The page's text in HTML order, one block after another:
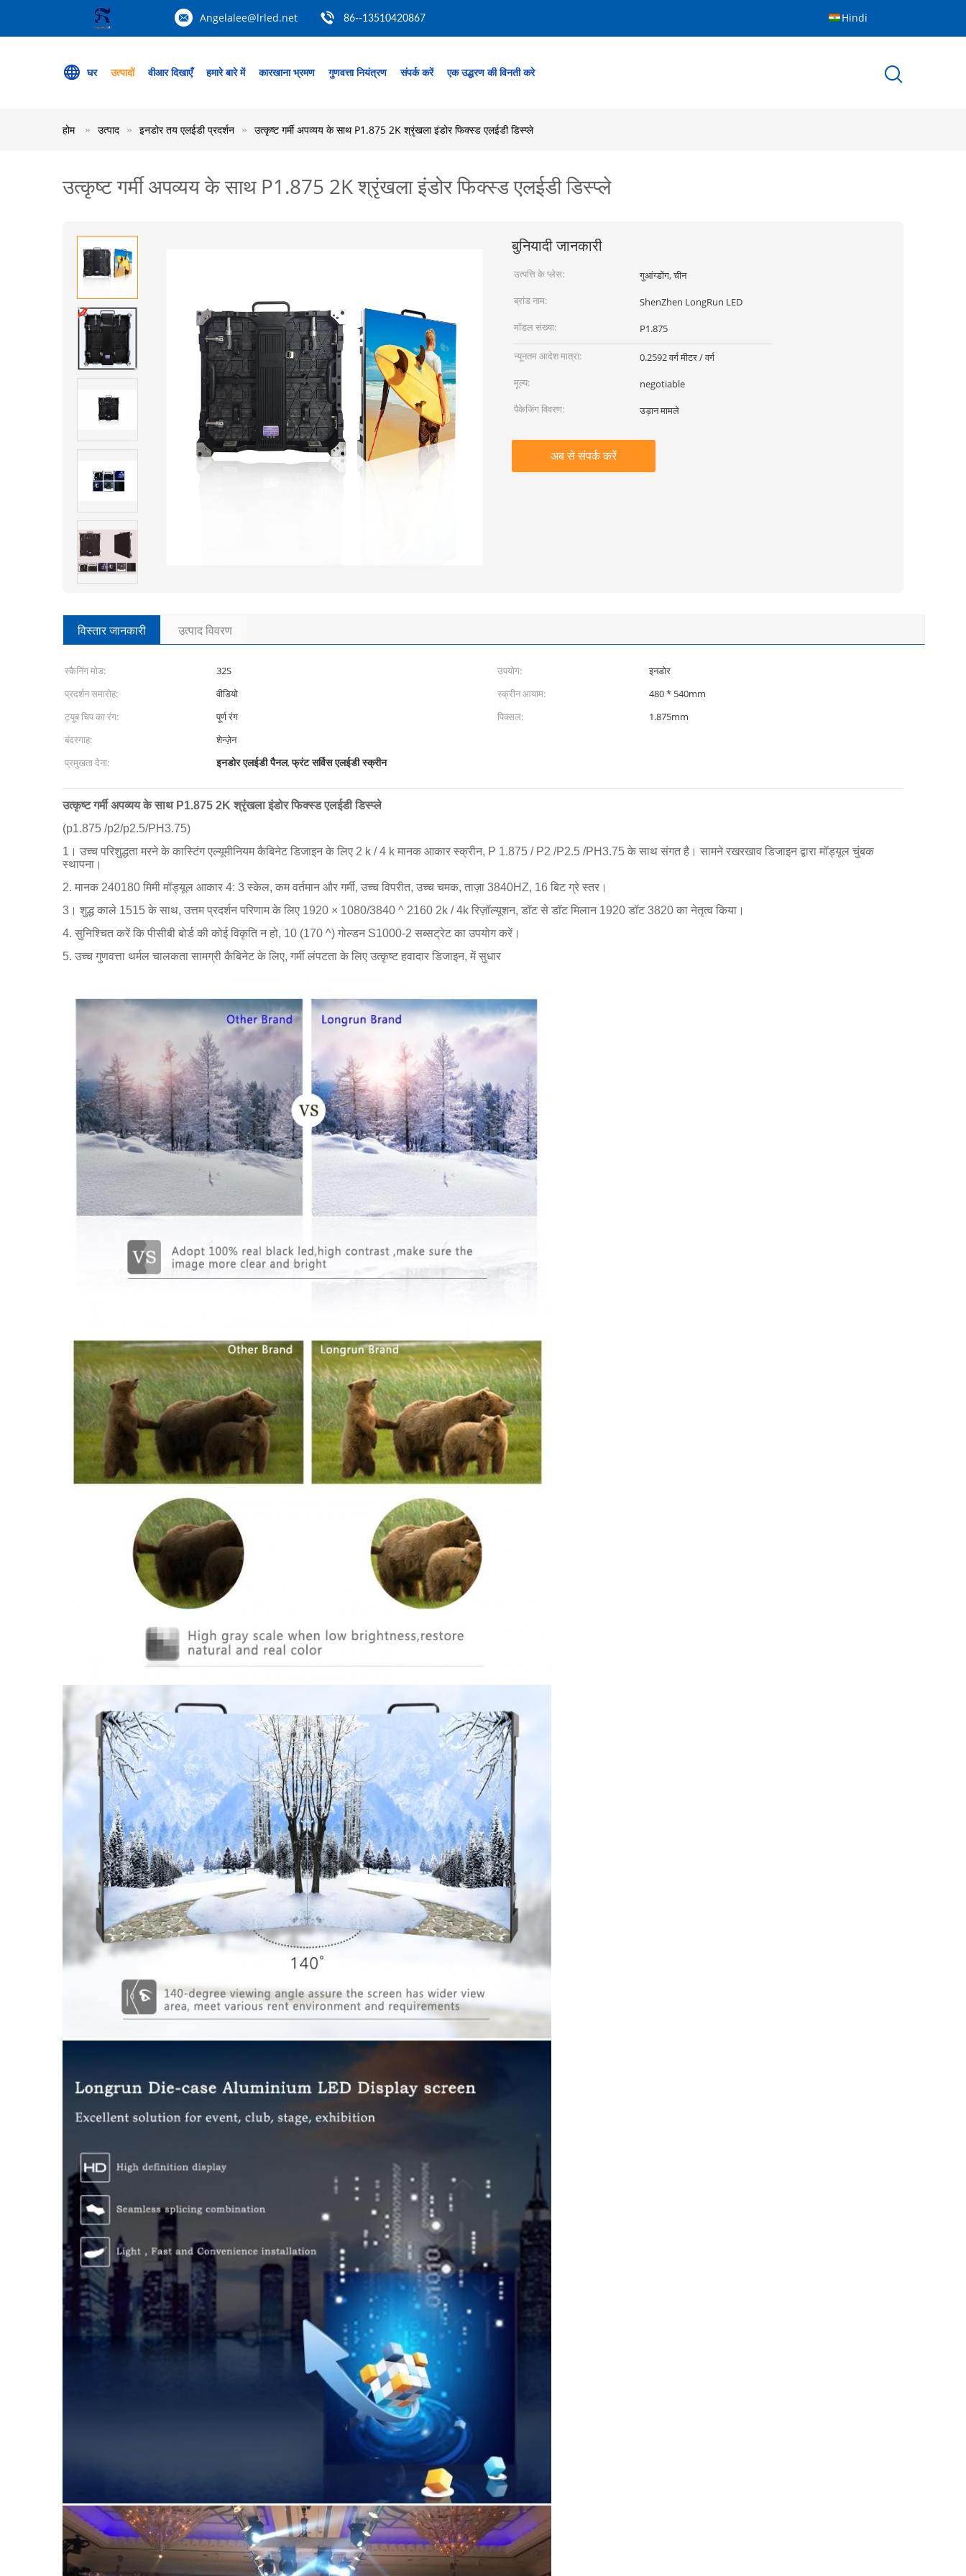
Angelalee@lrled.net 86--13510420867 Hindi
घर उत्पादों वीआर दिखाएँ हमारे बारे में कारखाना भ्रमण गुणवत्ता नियंत्रण संपर्क करें एक उद्धरण की विनती करे
होम उत्पाद इनडोर तय एलईडी प्रदर्शन उत्कृष्ट गर्मी अपव्यय के साथ P1.875 2K श्रृंखला इंडोर फिक्स्ड एलईडी डिस्प्ले
उत्कृष्ट गर्मी अपव्यय के साथ P1.875 2K श्रृंखला इंडोर फिक्स्ड एलईडी डिस्प्ले
बुनियादी जानकारी
उत्पत्ति के प्लेस:
गुआंग्डोंग, चीन
ब्रांड नाम:
ShenZhen LongRun LED
मॉडल संख्या:
P1.875
न्यूनतम आदेश मात्रा:
0.2592 वर्ग मीटर / वर्ग
मूल्य:
negotiable
पैकेजिंग विवरण:
उड़ान मामले
अब से संपर्क करें
विस्तार जानकारी उत्पाद विवरण
स्कैनिंग मोड: 32S उपयोग:
इनडोर
प्रदर्शन समारोह:
वीडियो स्क्रीन आयाम:
480 * 540mm
ट्यूब चिप का रंग:
पूर्ण रंग पिक्सल:
1.875mm
बंदरगाह:
शेन्ज़ेन
प्रमुखता देना:
इनडोर एलईडी पैनल,फ्रंट सर्विस एलईडी स्क्रीन
उत्कृष्ट गर्मी अपव्यय के साथ P1.875 2K श्रृंखला इंडोर फिक्स्ड एलईडी डिस्प्ले
(p1.875 /p2/p2.5/PH3.75)
1। उच्च परिशुद्धता मरने के कास्टिंग एल्यूमीनियम कैबिनेट डिजाइन के लिए 2 k / 4 k मानक आकार स्क्रीन, P 1.875 / P2 /P2.5 /PH3.75 के साथ संगत है। सामने रखरखाव डिजाइन द्वारा मॉड्यूल चुंबक
स्थापना।
2. मानक 240180 मिमी मॉड्यूल आकार 4: 3 स्केल, कम वर्तमान और गर्मी, उच्च विपरीत, उच्च चमक, ताज़ा 3840HZ, 16 बिट ग्रे स्तर।
3। शुद्ध काले 1515 के साथ, उत्तम प्रदर्शन परिणाम के लिए 1920 × 1080/3840 ^ 2160 2k / 4k रिज़ॉल्यूशन, डॉट से डॉट मिलान 1920 डॉट 3820 का नेतृत्व किया।
4. सुनिश्चित करें कि पीसीबी बोर्ड की कोई विकृति न हो, 10 (170 ^) गोल्डन S1000-2 सब्सट्रेट का उपयोग करें।
5. उच्च गुणवत्ता थर्मल चालकता सामग्री कैबिनेट के लिए, गर्मी लंपटता के लिए उत्कृष्ट हवादार डिजाइन, में सुधार